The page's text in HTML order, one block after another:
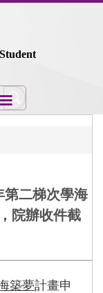
第二梯次學海
院辦收件截
築夢計畫申